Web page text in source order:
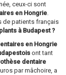
ceux-ci sont
en Hongrie.
de patients français
à Budapest ?
en Hongrie
ont tant
dentaire
par mâchoire, a